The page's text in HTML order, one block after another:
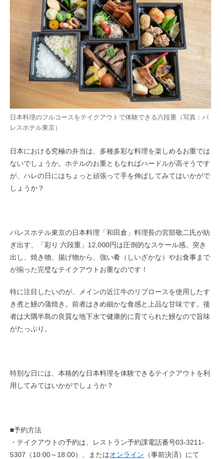
日本料理のフルコースをテイクアウトで体験できる六段重（写真：パ
レスホテル東京）
日本における究極の弁当は、多種多彩な料理を楽しめるお重では
ないでしょうか。ホテルのお重ともなればハードルが高そうです
が、ハレの日にはちょっと頑張って手を伸ばしてみてはいかがで
しょうか？
パレスホテル東京の日本料理「和田倉」料理長の宮部敬二氏が紡
ぎ出す、「彩り 六段重」12,000円は圧倒的なスケール感。突き
出し、焼き物、揚げ物から、強い肴（しいざかな）やお食事まで
が揃った完璧なテイクアウトお重なのです！
特に注目したいのが、メインの近江牛のリブロースを使用したす
き煮と鰻の蒲焼き。前者はきめ細かな食感と上品な甘味です。後
者は大隅半島の良質な地下水で健康的に育てられた鰻なので旨味
がたっぷり。
特別な日には、本格的な日本料理を体験できるテイクアウトを利
用してみてはいかがでしょうか？
■予約方法
・テイクアウトの予約は、レストラン予約課電話番号03-3211-
5307（10:00～18:00）、またはオンライン （事前決済）にて